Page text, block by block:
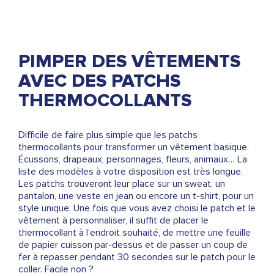
PIMPER DES VÊTEMENTS
AVEC DES PATCHS
THERMOCOLLANTS
Difficile de faire plus simple que les patchs
thermocollants pour transformer un vêtement basique.
Écussons, drapeaux, personnages, fleurs, animaux… La
liste des modèles à votre disposition est très longue.
Les patchs trouveront leur place sur un sweat, un
pantalon, une veste en jean ou encore un t-shirt, pour un
style unique. Une fois que vous avez choisi le patch et le
vêtement à personnaliser, il suffit de placer le
thermocollant à l’endroit souhaité, de mettre une feuille
de papier cuisson par-dessus et de passer un coup de
fer à repasser pendant 30 secondes sur le patch pour le
coller. Facile non ?